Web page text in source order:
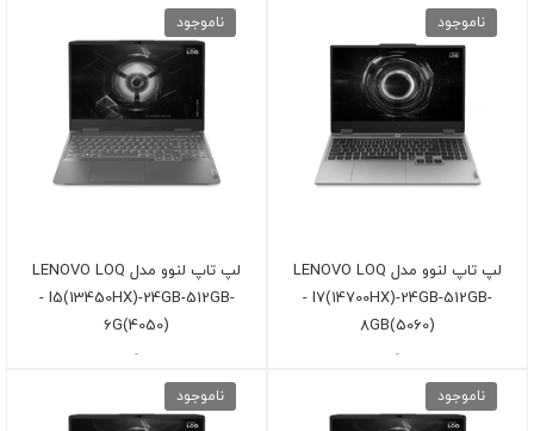
ناموجود
لپ تاپ لنوو مدل LENOVO LOQ
- I7(14700HX)-24GB-512GB-
8GB(5060)
-
ناموجود
لپ تاپ لنوو مدل LENOVO LOQ
- I5(13450HX)-24GB-512GB-
6G(4050)
-
ناموجود ناموجود